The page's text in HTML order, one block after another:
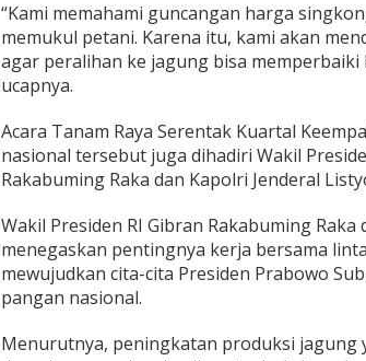
“Kami memahami guncangan harga
memukul petani. Karena itu, kami akan
agar peralihan ke jagung bisa memperbaiki
ucapnya.
Acara Tanam Raya Serentak Kuartal
nasional tersebut juga dihadiri Wakil
Rakabuming Raka dan Kapolri Jenderal
Wakil Presiden RI Gibran Rakabuming Raka
menegaskan pentingnya kerja bersama
mewujudkan cita-cita Presiden Prabowo
pangan nasional.
Menurutnya, peningkatan produksi jagung